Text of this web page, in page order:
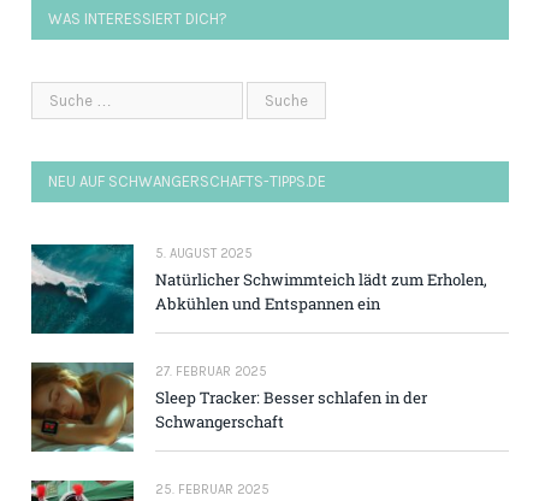
WAS INTERESSIERT DICH?
NEU AUF SCHWANGERSCHAFTS-TIPPS.DE
5. AUGUST 2025
Natürlicher Schwimmteich lädt zum Erholen,
Abkühlen und Entspannen ein
27. FEBRUAR 2025
Sleep Tracker: Besser schlafen in der
Schwangerschaft
25. FEBRUAR 2025